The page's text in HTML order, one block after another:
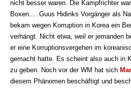
nicht besser waren. Die Kampfrichter
Boxen... .Guus Hidinks Vorgänger als
bekam wegen Korruption in Korea ein
verhängt. Nicht etwa, weil er jemanden
er eine Korruptionsvergehen im
gemacht hatte. Es scheint also auch in
zu geben. Noch vor der WM hat sich
diesem Phänomen beschäftigt und